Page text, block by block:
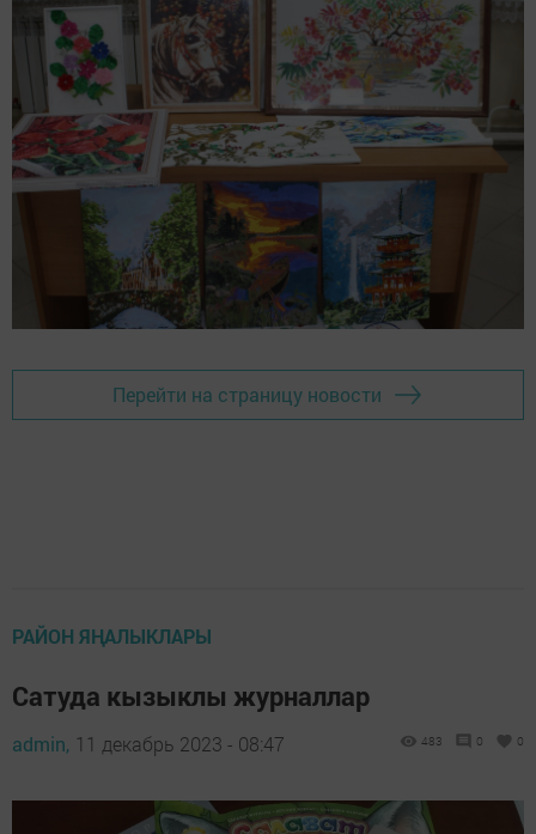
Перейти на страницу новости
РАЙОН ЯҢАЛЫКЛАРЫ
Сатуда кызыклы журналлар
admin, 11 декабрь 2023 - 08:47 483 0 0